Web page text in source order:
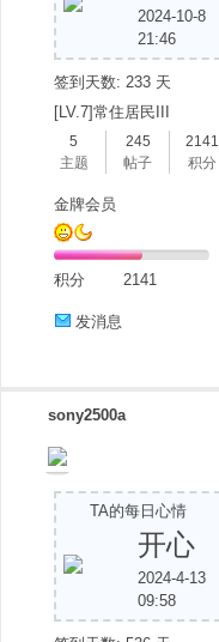
2024-10-8
21:46
签到天数: 233 天
[LV.7]常住居民III
5
主题
245
帖子
2141
积分
金牌会员
积分 2141
发消息
sony2500a
TA的每日心情
开心
2024-4-13
09:58